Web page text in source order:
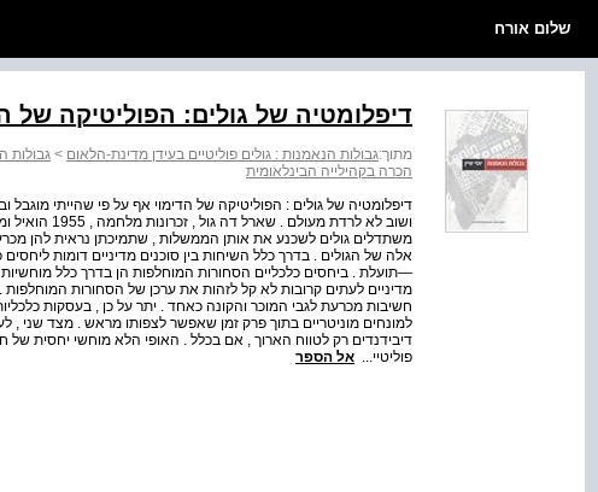
שלום אורח
דיפלומטיה של גולים: הפוליטיקה של
מתוך:גבולות הנאמנות : גולים פוליטיים בעידן מדינת-הלאום > גבולות
הכרה בקהילייה הבינלאומית
דיפלומטיה של גולים : הפוליטיקה של הדימוי אף על פי שהייתי מוגבל
ושוב לא לרדת
משתדלים גולים לשכנע את אותן הממשלות , שתמיכתן נראית להן
אלה של הגולים . בדרך כלל השיחות בין סוכנים מדיניים דומות
—תועלת . ביחסים כלכליים הסחורות המוחלפות הן בדרך כלל
מדיניים לעתים קרובות לא קל לזהות את ערכן של הסחורות
חשיבות מכרעת לגבי המוכר והקונה כאחד . יתר על כן , בעסקות
למונחים מוניטריים בתוך פרק זמן שאפשר לצפותו מראש . מצד שני ,
דיבידנדים רק לטווח הארוך , אם בכלל . האופי הלא מוחשי יחסית של
פוליטיי... אל הספר